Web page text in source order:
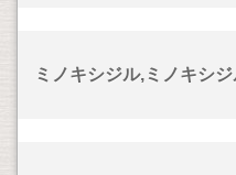
ミノキシジル,ミノキシ